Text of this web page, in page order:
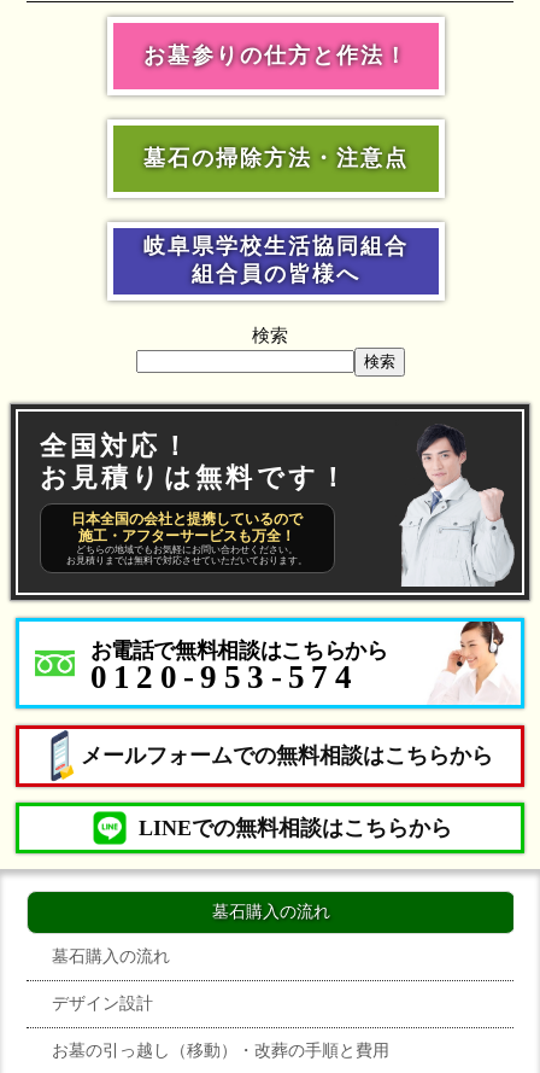
お墓参りの仕方と作法！
墓石の掃除方法・注意点
岐阜県学校生活協同組合
組合員の皆様へ
検索
検索
全国対応！
お見積りは無料です！
日本全国の会社と提携しているので
施工・アフターサービスも万全！
どちらの地域でもお気軽にお問い合わせください。
お見積りまでは無料で対応させていただいております。
お電話で無料相談はこちらから
0120-953-574
メールフォームでの無料相談はこちらから
LINEでの無料相談はこちらから
墓石購入の流れ
墓石購入の流れ
デザイン設計
お墓の引っ越し（移動）・改葬の手順と費用